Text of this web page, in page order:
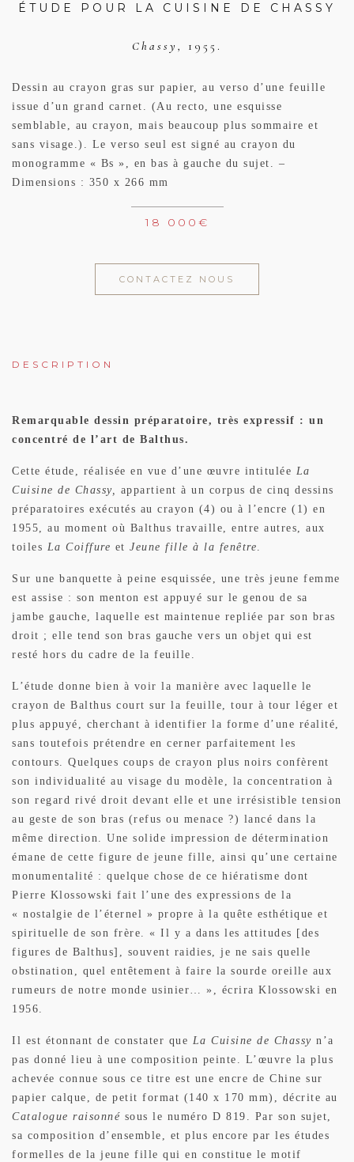
ÉTUDE POUR LA CUISINE DE CHASSY
Chassy, 1955.
Dessin au crayon gras sur papier, au verso d’une feuille
issue d’un grand carnet. (Au recto, une esquisse
semblable, au crayon, mais beaucoup plus sommaire et
sans visage.). Le verso seul est signé au crayon du
monogramme « Bs », en bas à gauche du sujet. –
Dimensions : 350 x 266 mm
18 000 €
CONTACTEZ NOUS
DESCRIPTION
Remarquable dessin préparatoire, très expressif : un
concentré de l’art de Balthus.
Cette étude, réalisée en vue d’une œuvre intitulée La
Cuisine de Chassy, appartient à un corpus de cinq dessins
préparatoires exécutés au crayon (4) ou à l’encre (1) en
1955, au moment où Balthus travaille, entre autres, aux
toiles La Coiffure et Jeune fille à la fenêtre.
Sur une banquette à peine esquissée, une très jeune femme
est assise : son menton est appuyé sur le genou de sa
jambe gauche, laquelle est maintenue repliée par son bras
droit ; elle tend son bras gauche vers un objet qui est
resté hors du cadre de la feuille.
L’étude donne bien à voir la manière avec laquelle le
crayon de Balthus court sur la feuille, tour à tour léger et
plus appuyé, cherchant à identifier la forme d’une réalité,
sans toutefois prétendre en cerner parfaitement les
contours. Quelques coups de crayon plus noirs confèrent
son individualité au visage du modèle, la concentration à
son regard rivé droit devant elle et une irrésistible tension
au geste de son bras (refus ou menace ?) lancé dans la
même direction. Une solide impression de détermination
émane de cette figure de jeune fille, ainsi qu’une certaine
monumentalité : quelque chose de ce hiératisme dont
Pierre Klossowski fait l’une des expressions de la
« nostalgie de l’éternel » propre à la quête esthétique et
spirituelle de son frère. « Il y a dans les attitudes [des
figures de Balthus], souvent raidies, je ne sais quelle
obstination, quel entêtement à faire la sourde oreille aux
rumeurs de notre monde usinier… », écrira Klossowski en
1956.
Il est étonnant de constater que La Cuisine de Chassy n’a
pas donné lieu à une composition peinte. L’œuvre la plus
achevée connue sous ce titre est une encre de Chine sur
papier calque, de petit format (140 x 170 mm), décrite au
Catalogue raisonné sous le numéro D 819. Par son sujet,
sa composition d’ensemble, et plus encore par les études
formelles de la jeune fille qui en constitue le motif